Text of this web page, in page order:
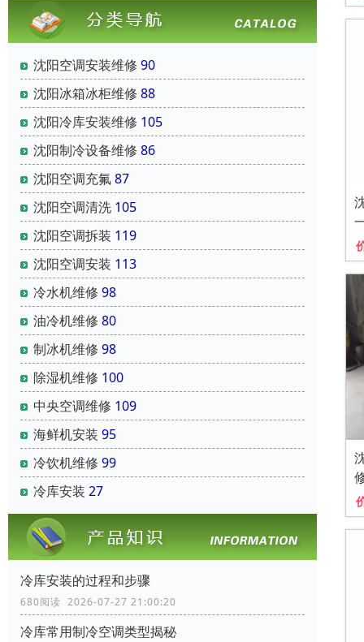
沈阳空调安装维修 90
沈阳冰箱冰柜维修 88
沈阳冷库安装维修 105
沈阳制冷设备维修 86
沈阳空调充氟87
沈阳空调清洗 105
沈阳空调拆装 119
沈阳空调安装 113
冷水机维修 98
油冷机维修 80
制冰机维修 98
除湿机维修 100
中央空调维修 109
海鲜机安装 95
冷饮机维修 99
冷库安装 27
冷库安装的过程和步骤
680阅读 2026-07-27 21:00:20
冷库常用制冷空调类型揭秘